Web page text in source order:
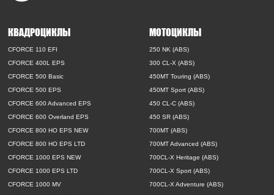
КВАДРОЦИКЛЫ
CFORCE 110 EFI
CFORCE 400L EPS
CFORCE 500 Basic
CFORCE 500 EPS
CFORCE 600 Advanced EPS
CFORCE 600 Overland EPS
CFORCE 800 HO EPS NEW
CFORCE 800 HO EPS LTD
CFORCE 1000 EPS NEW
CFORCE 1000 EPS LTD
CFORCE 1000 MV
МОТОЦИКЛЫ
250 NK (ABS)
300 CL-X (ABS)
450MT Touring (ABS)
450MT Sport (ABS)
450 CL-C (ABS)
450 SR (ABS)
700MT (ABS)
700MT Advanced (ABS)
700CL-X Heritage (ABS)
700CL-X Sport (ABS)
700CL-X Adventure (ABS)